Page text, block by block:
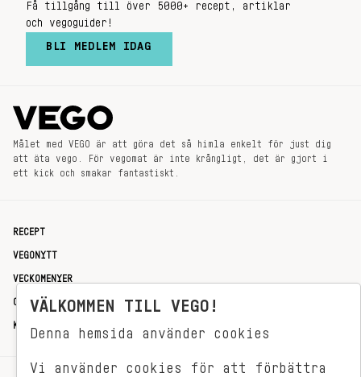
Få tillgång till över 5000+ recept, artiklar
och vegoguider!
BLI MEDLEM IDAG
Målet med VEGO är att göra det så himla enkelt för just dig
att äta vego. För vegomat är inte krångligt, det är gjort i
ett kick och smakar fantastiskt.
RECEPT
VEGONYTT
VECKOMENYER
OM OSS
KONTAKT
VÄLKOMMEN TILL VEGO!
Denna hemsida använder cookies
Vi använder cookies för att förbättra